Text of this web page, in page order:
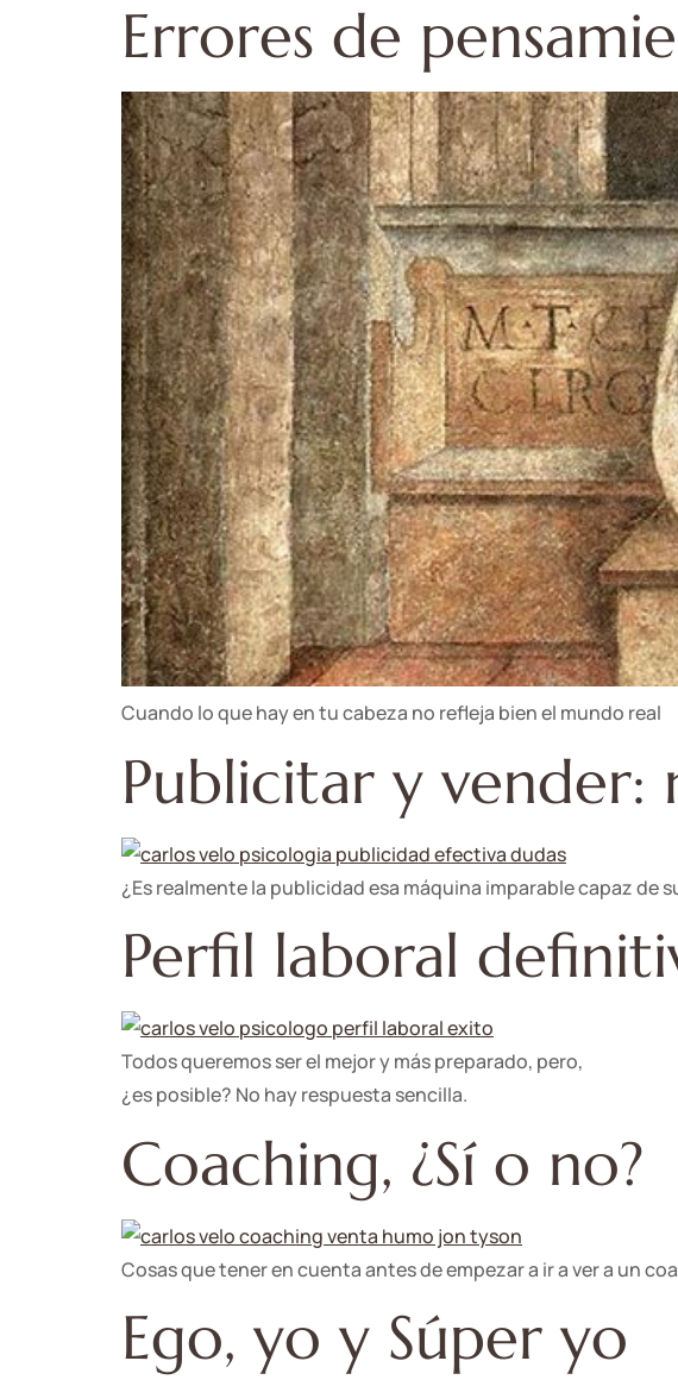
Errores de
Cuando lo que hay en tu cabeza no refleja bien el mundo real
Publicitar y vender:
¿Es realmente la publicidad esa máquina imparable capaz
Perfil laboral
Todos queremos ser el mejor y más preparado, pero,
¿es posible? No hay respuesta sencilla.
Coaching, ¿Sí o no?
Cosas que tener en cuenta antes de empezar a ir a ver a un
Ego, yo y Súper yo